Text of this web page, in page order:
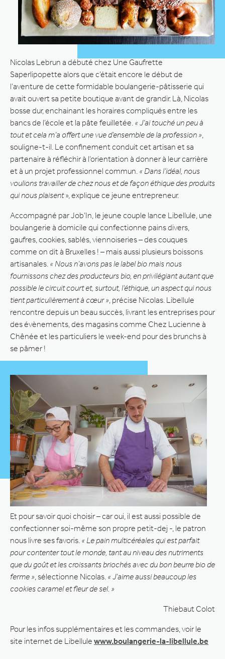
Nicolas Lebrun a débuté chez Une Gaufrette
Saperlipopette alors que c’était encore le début de
l’aventure de cette formidable boulangerie-pâtisserie qui
avait ouvert sa petite boutique avant de grandir. Là, Nicolas
bosse dur, enchainant les horaires compliqués entre les
bancs de l’école et la pâte feuilletée. « J’ai touché un peu à
tout et cela m’a offert une vue d’ensemble de la profession »
souligne-t-il. Le confinement conduit cet artisan et sa
partenaire à réfléchir à l’orientation à donner à leur carrière
et à un projet professionnel commun. « Dans l’idéal, nous
voulions travailler de chez nous et de façon éthique des produits
qui nous plaisent», explique ce jeune entrepreneur.
Accompagné par Job’In, le jeune couple lance Libellule, une
boulangerie à domicile qui confectionne pains divers,
gaufres, cookies, sablés, viennoiseries – des couques
comme on dit à Bruxelles ! – mais aussi plusieurs boissons
artisanales. « Nous n’avons pas le label bio mais nous
fournissons chez des producteurs bio, en privilégiant autant que
possible le circuit court et, surtout, l’éthique, un aspect qui nous
tient particulièrement à cœur » , précise Nicolas. Libellule
rencontre depuis un beau succès, livrant les entreprises pour
des évènements, des magasins comme Chez Lucienne à
Chênée et les particuliers le week-end pour des brunchs à
se pâmer !
Et pour savoir quoi choisir – car oui, il est aussi possible de
confectionner soi-même son propre petit-dej -, le patron
nous livre ses favoris. « Le pain multicéréales qui est parfait
pour contenter tout le monde, tant au niveau des nutriments
que du goût et les croissants briochés avec du bon beurre bio de
ferme » , sélectionne Nicolas. « J’aime aussi beaucoup les
cookies caramel et fleur de sel. »
Thiebaut Colot
Pour les infos supplémentaires et les commandes, voir le
site internet de Libellule www.boulangerie-la-libellule.be